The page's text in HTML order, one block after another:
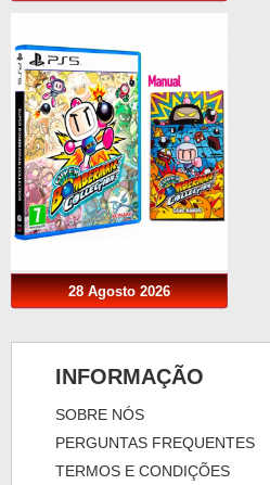
28 Agosto 2026
INFORMAÇÃO
SOBRE NÓS
PERGUNTAS FREQUENTES
TERMOS E CONDIÇÕES